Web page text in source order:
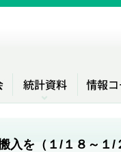
入を（１/１８～１